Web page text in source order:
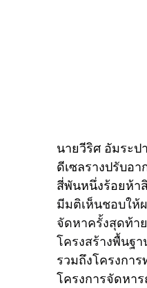
นายวีริศ อัมระป
ดีเซลรางปรับอ
สี่พันหนึ่งร้อยห้า
มีมติเห็นชอบให้
จัดหาครั้งสุดท้า
โครงสร้างพื้นฐ
รวมถึงโครงกา
โครงการจัดหา